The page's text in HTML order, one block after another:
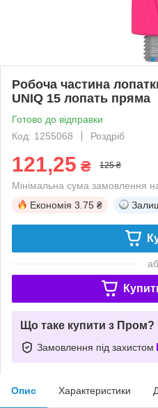
Робоча частина
UNIQ 15 лопать пряма
Готово до відправки
Код: 1255068
Роздріб
121,25 ₴ 125 ₴
Мінімальна сума замовлення
Економія 3.75 ₴
Що таке купити з Пром?
Замовлення під захистом
Опис Характеристики